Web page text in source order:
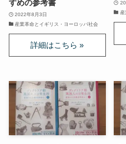
仏教コラム＋α
プロフィール
仏教コラム・法話
お知らせ
僧侶の日記
すめの参考書
2022年8月3日
産業革命とイギリス・ヨーロッパ社会